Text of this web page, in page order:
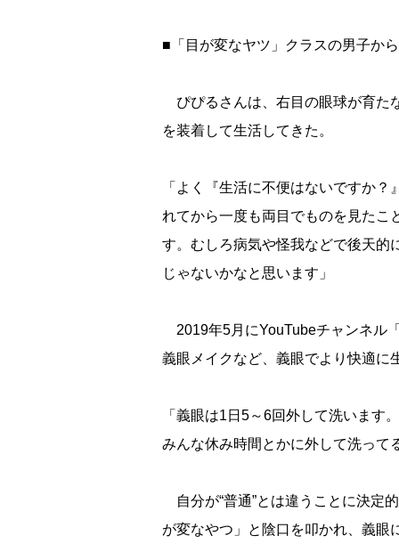
■「目が変なヤツ」クラスの男子か
ぴぴるさんは、右目の眼球が育た
を装着して生活してきた。
「よく『生活に不便はないですか
れてから一度も両目でものを見たこ
す。むしろ病気や怪我などで後天的
じゃないかなと思います」
2019年5月にYouTubeチャンネル
義眼メイクなど、義眼でより快適に
「義眼は1日5～6回外して洗います
みんな休み時間とかに外して洗って
自分が“普通”とは違うことに決定
が変なやつ」と陰口を叩かれ、義眼